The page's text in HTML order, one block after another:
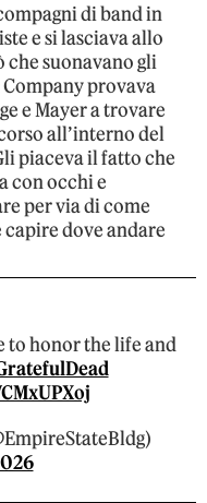
di band in
e si lasciava allo
che suonavano gli
provava
e Mayer a trovare
all’interno del
piaceva il fatto che
con occhi e
per via di come
dove andare
to honor the life and